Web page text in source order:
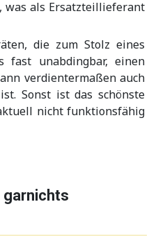
was als Ersatzteillieferant
die zum Stolz eines
fast unabdingbar, einen
verdientermaßen auch
Sonst ist das schönste
nicht funktionsfähig
garnichts